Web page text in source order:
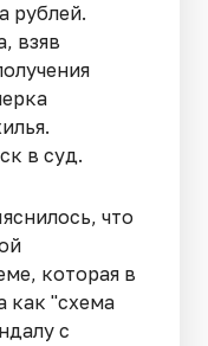
рублей.
взяв
в суд.
что
которая в
как "схема
с